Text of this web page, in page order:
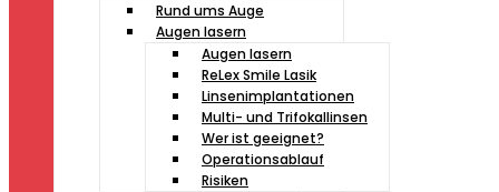
Rund ums Auge
Augen lasern
Augen lasern
ReLex Smile Lasik
Linsenimplantationen
Multi- und Trifokallinsen
Wer ist geeignet?
Operationsablauf
Risiken